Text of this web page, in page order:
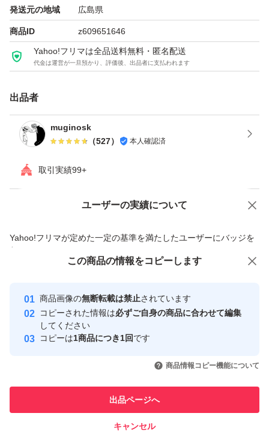
発送元の地域 広島県
商品ID z609651646
Yahoo!フリマは全品送料無料・匿名配送
代金は運営が一旦預かり、評価後、出品者に支払われます
出品者
muginosk
（527） 本人確認済
取引実績99+
ユーザーの実績について
Yahoo!フリマが定めた一定の基準を満たしたユーザーにバッジを
付与しています
安心取引出品者
心・安全なユーザーです
取引実績
引を完了させた実績があります
での取引実績があります
価格の相談 商品への質問
この商品の情報をコピーします
商品画像の無断転載は禁止されています
コピーされた情報は必ずご自身の商品に合わせて編集
してください
コピーは1商品につき1回です
商品情報コピー機能について
出品ページへ
キャンセル
この商品をみている人にオススメ